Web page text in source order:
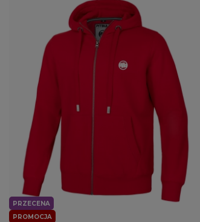
PROMOCJA
PRZECENA